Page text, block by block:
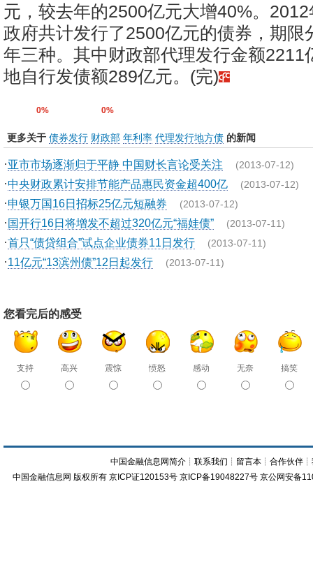
元，较去年的2500亿元大增40%。
政府共计发行了2500亿元的债券，期限
年三种。其中财政部代理发行金额2211
地自行发债额289亿元。(完)
0% 0%
更多关于 债券发行 财政部 年利率 代理发行地方债 的新闻
·亚市市场逐渐归于平静 中国财长言论受关注 (2013-07-12)
·中央财政累计安排节能产品惠民资金超400亿 (2013-07-12)
·申银万国16日招标25亿元短融券 (2013-07-12)
·国开行16日将增发不超过320亿元“福娃债” (2013-07-11)
·首只“债贷组合”试点企业债券11日发行 (2013-07-11)
·11亿元“13滨州债”12日起发行 (2013-07-11)
您看完后的感受
支持 高兴 震惊 愤怒 感动 无奈 搞笑
中国金融信息网简介 ┊联系我们 ┊ 留言本 ┊合作伙伴 ┊
中国金融信息网 版权所有 京ICP证120153号 京ICP备19048227号 京公网安备